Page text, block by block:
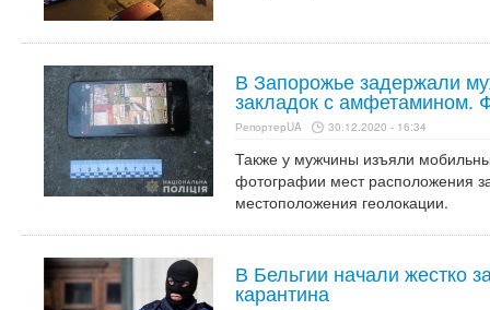
В Запорожье задержали
закладок с амфетамином.
РепортерUA 30.12.2020 - 16:34
Также у мужчины изъяли
фотографии мест расположения
местоположения геолокации.
В Бельгии начали жестко
карантина